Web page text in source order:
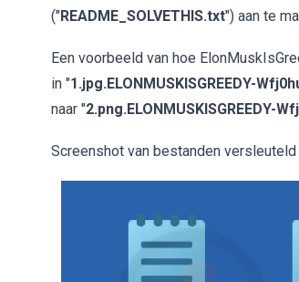
("README_SOLVETHIS.txt") aan te
Een voorbeeld van hoe
in "1.jpg.ELONMUSKISGREEDY-
naar "2.png.ELONMUSKISGREEDY-
Screenshot van bestanden